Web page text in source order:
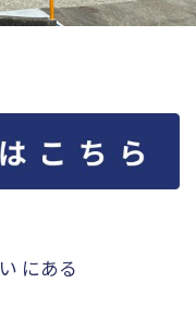
にある